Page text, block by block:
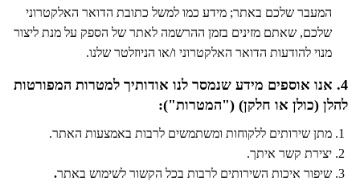
המעבר שלכם באתר; מידע כמו למשל כתובת הדואר האלקטרוני
שלכם, שאתם מזינים בזמן ההרשמה לאתר של הספק על מנת ליצור
מנוי להודעות הדואר האלקטרוני ו/או הניוזלטר שלנו.
4. אנו אוספים מידע שנמסר לנו אודותיך למטרות המפורטות
להלן (כולן או חלקן) ("המטרות"):
מתן שירותים ללקוחות ומשתמשים לרבות באמצעות האתר.
יצירת קשר איתך.
שיפור איכות השירותים לרבות בכל הקשור לשימוש באתר.